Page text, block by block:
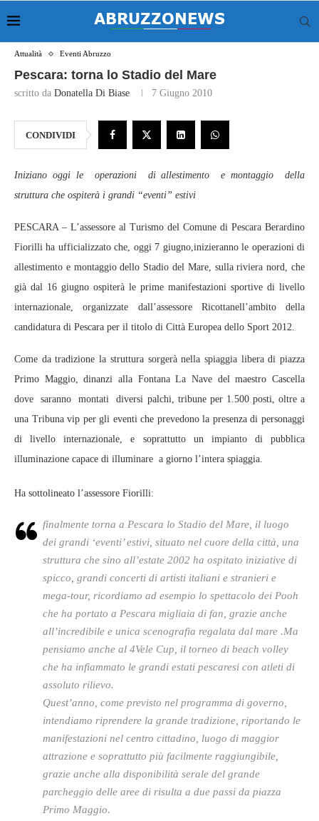
Attualità Eventi Abruzzo
Pescara: torna lo Stadio del Mare
scritto da Donatella Di Biase 7 Giugno 2010
CONDIVIDI
Iniziano oggi le operazioni di allestimento e montaggio della
struttura che ospiterà i grandi “eventi” estivi
PESCARA – L’assessore al Turismo del Comune di Pescara Berardino
Fiorilli ha ufficializzato che, oggi 7 giugno,inizieranno le operazioni di
allestimento e montaggio dello Stadio del Mare, sulla riviera nord, che
già dal 16 giugno ospiterà le prime manifestazioni sportive di livello
internazionale, organizzate dall’assessore Ricottanell’ambito della
candidatura di Pescara per il titolo di Città Europea dello Sport 2012.
Come da tradizione la struttura sorgerà nella spiaggia libera di piazza
Primo Maggio, dinanzi alla Fontana La Nave del maestro Cascella
dove saranno montati diversi palchi, tribune per 1.500 posti, oltre a
una Tribuna vip per gli eventi che prevedono la presenza di personaggi
di livello internazionale, e soprattutto un impianto di pubblica
illuminazione capace di illuminare a giorno l’intera spiaggia.
Ha sottolineato l’assessore Fiorilli:
finalmente torna a Pescara lo Stadio del Mare, il luogo
dei grandi ‘eventi’ estivi, situato nel cuore della città, una
struttura che sino all’estate 2002 ha ospitato iniziative di
spicco, grandi concerti di artisti italiani e stranieri e
mega-tour, ricordiamo ad esempio lo spettacolo dei Pooh
che ha portato a Pescara migliaia di fan, grazie anche
all’incredibile e unica scenografia regalata dal mare .Ma
pensiamo anche al 4Vele Cup, il torneo di beach volley
che ha infiammato le grandi estati pescaresi con atleti di
assoluto rilievo.
Quest’anno, come previsto nel programma di governo,
intendiamo riprendere la grande tradizione, riportando le
manifestazioni nel centro cittadino, luogo di maggior
attrazione e soprattutto più facilmente raggiungibile,
grazie anche alla disponibilità serale del grande
parcheggio delle aree di risulta a due passi da piazza
Primo Maggio.